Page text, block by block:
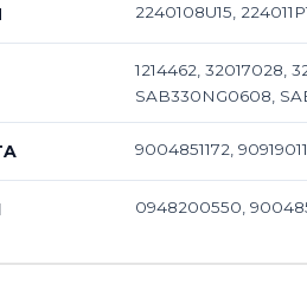
2240108U15,
1214462, 32017028,
SAB330NG0608,
9004851172,
0948200550,